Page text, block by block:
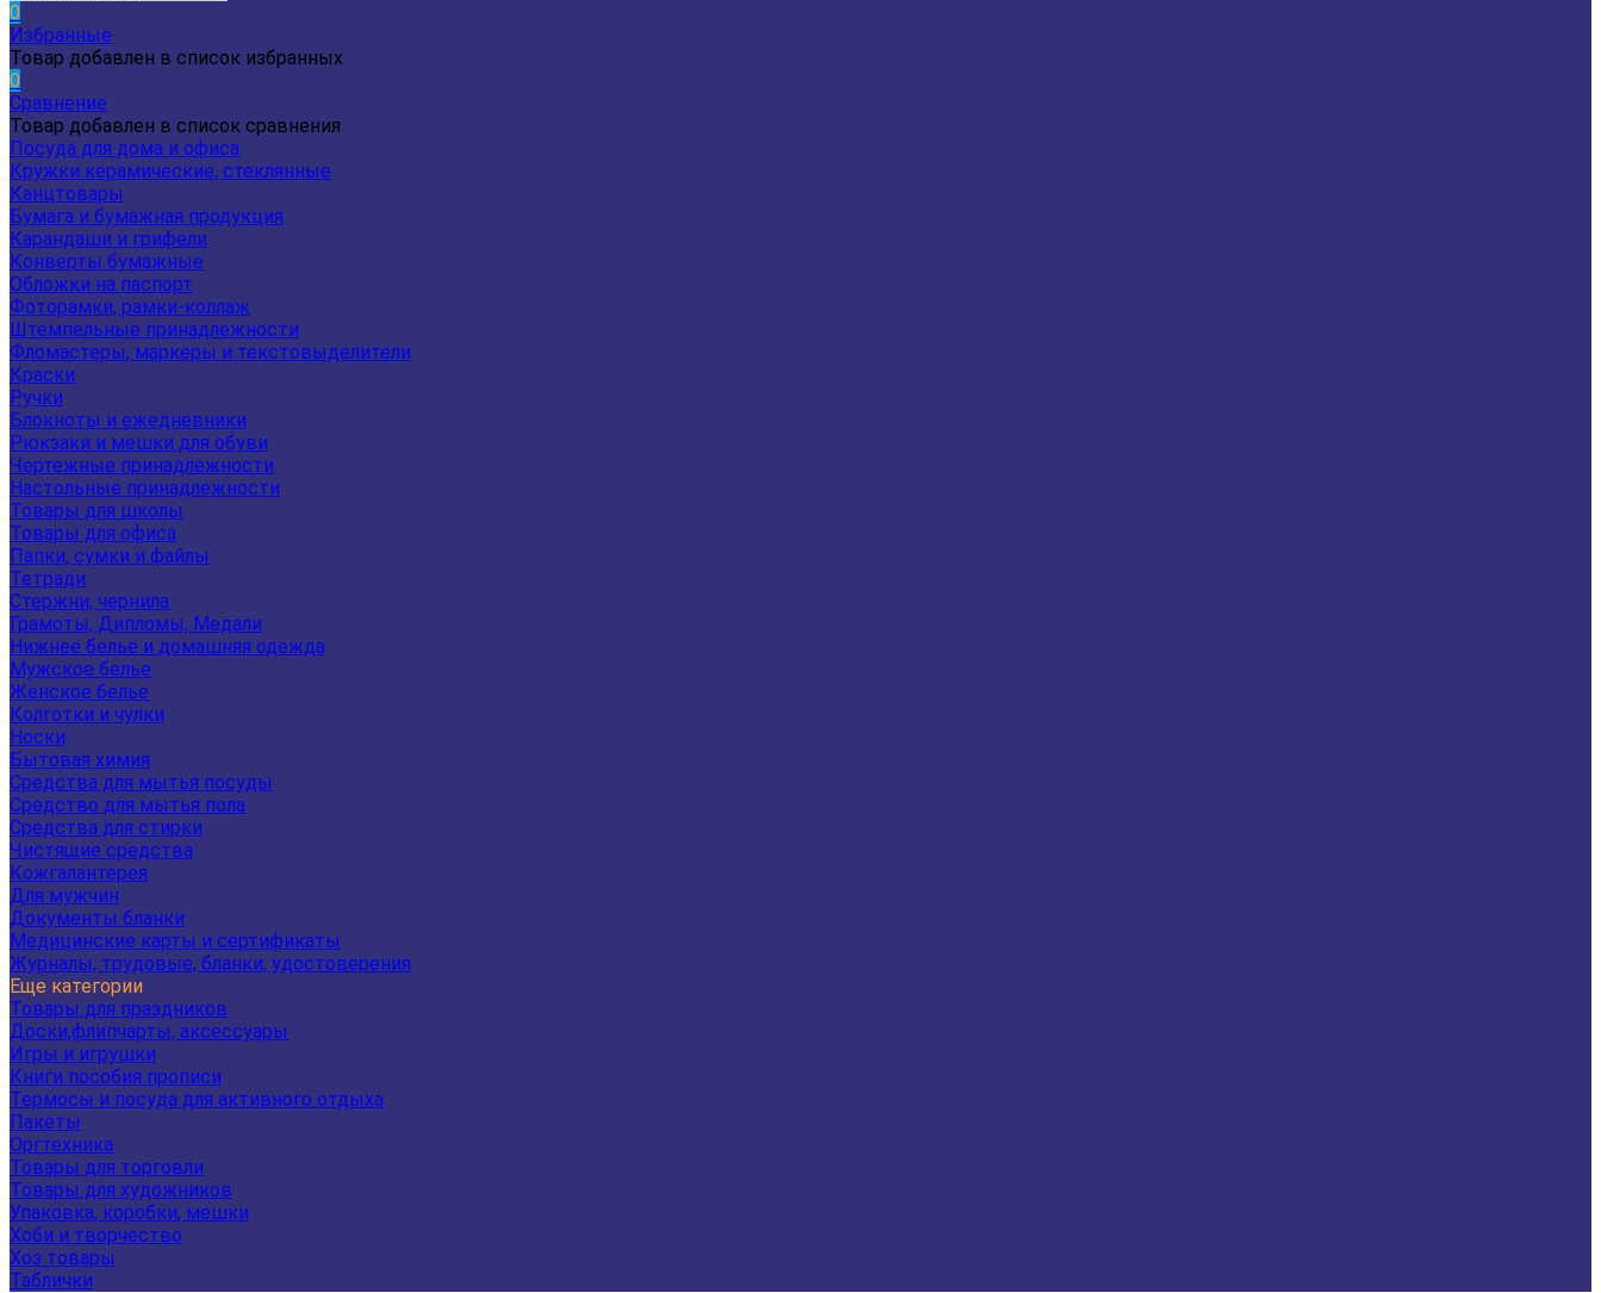
0
Избранные
Товар добавлен в список избранных
0
Сравнение
Товар добавлен в список сравнения
Посуда для дома и офиса
Кружки керамические, стеклянные
Канцтовары
Бумага и бумажная продукция
Карандаши и грифели
Конверты бумажные
Обложки на паспорт
Фоторамки, рамки-коллаж
Штемпельные принадлежности
Фломастеры, маркеры и текстовыделители
Краски
Ручки
Блокноты и ежедневники
Рюкзаки и мешки для обуви
Чертежные принадлежности
Настольные принадлежности
Товары для школы
Товары для офиса
Папки, сумки и файлы
Тетради
Стержни, чернила
Грамоты, Дипломы, Медали
Нижнее белье и домашняя одежда
Мужское белье
Женское белье
Колготки и чулки
Носки
Бытовая химия
Средства для мытья посуды
Средство для мытья пола
Средства для стирки
Чистящие средства
Кожгалантерея
Для мужчин
Документы бланки
Медицинские карты и сертификаты
Журналы, трудовые, бланки, удостоверения
Еще категории
Товары для праздников
Доски,флипчарты, аксессуары
Игры и игрушки
Книги пособия прописи
Термосы и посуда для активного отдыха
Пакеты
Оргтехника
Товары для торговли
Товары для художников
Упаковка, коробки, мешки
Хоби и творчество
Хоз товары
Таблички